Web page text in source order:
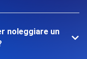
noleggiare un